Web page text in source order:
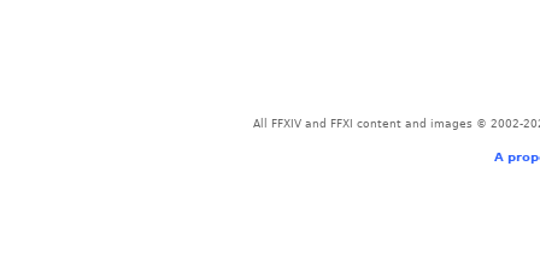
All FFXIV and FFXI content and images © 2002-
A